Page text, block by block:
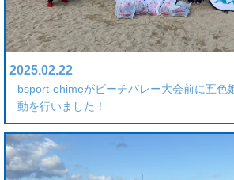
2025.02.22
bsport-ehimeがビーチバレー大会前に五色
動を行いました！